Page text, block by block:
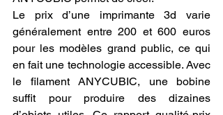
Le prix d’une imprimante 3d varie
généralement entre 200 et 600 euros
pour les modèles grand public, ce qui
en fait une technologie accessible. Avec
le filament ANYCUBIC, une bobine
suffit pour produire des dizaines